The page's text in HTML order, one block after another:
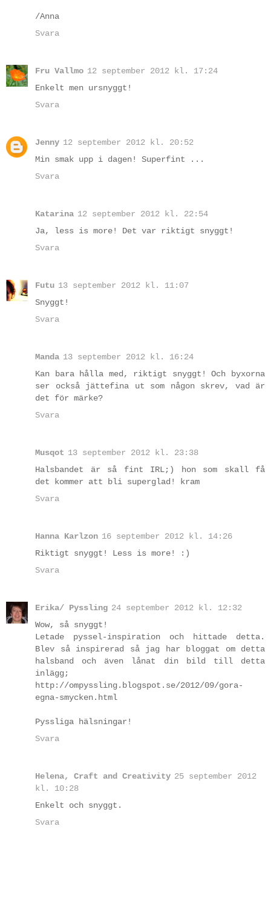
/Anna
Svara
Fru Vallmo 12 september 2012 kl. 17:24
Enkelt men ursnyggt!
Svara
Jenny 12 september 2012 kl. 20:52
Min smak upp i dagen! Superfint ...
Svara
Katarina 12 september 2012 kl. 22:54
Ja, less is more! Det var riktigt snyggt!
Svara
Futu 13 september 2012 kl. 11:07
Snyggt!
Svara
Manda 13 september 2012 kl. 16:24
Kan bara hålla med, riktigt snyggt! Och byxorna
ser också jättefina ut som någon skrev, vad är
det för märke?
Svara
Musqot 13 september 2012 kl. 23:38
Halsbandet är så fint IRL;) hon som skall få
det kommer att bli superglad! kram
Svara
Hanna Karlzon 16 september 2012 kl. 14:26
Riktigt snyggt! Less is more! :)
Svara
Erika/ Pyssling 24 september 2012 kl. 12:32
Wow, så snyggt!
Letade pyssel-inspiration och hittade detta.
Blev så inspirerad så jag har bloggat om detta
halsband och även lånat din bild till detta
inlägg;
http://ompyssling.blogspot.se/2012/09/gora-
egna-smycken.html
Pyssliga hälsningar!
Svara
Helena, Craft and Creativity 25 september 2012
kl. 10:28
Enkelt och snyggt.
Svara